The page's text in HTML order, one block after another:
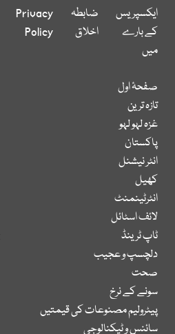
ایکسپریس
کے بارے
میں
ضابطہ
اخلاق
Privacy
Policy
صفحۂ اول
تازہ ترین
غزہ لہو لہو
پاکستان
انٹر نیشنل
کھیل
انٹرٹینمنٹ
لائف اسٹائل
ٹاپ ٹرینڈ
دلچسپ و عجیب
صحت
سونے کے نرخ
پیٹرولیم مصنوعات کی قیمتیں
سائنس و ٹیکنالوجی